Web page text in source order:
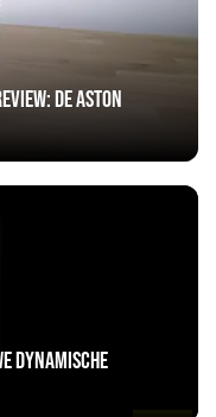
De Aston
dynamische